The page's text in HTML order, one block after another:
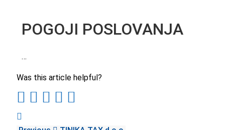
POGOJI POSLOVANJA
…
Was this article helpful?